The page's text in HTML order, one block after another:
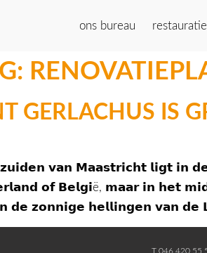
ons bureau
GERLACHUS IS
𝘃𝗮𝗻 𝗠𝗮𝗮𝘀𝘁𝗿𝗶𝗰𝗵𝘁 𝗹𝗶𝗴𝘁 𝗶𝗻
𝗼𝗳 𝗕𝗲𝗹𝗴𝗶ë, 𝗺𝗮𝗮𝗿 𝗶𝗻 𝗵𝗲𝘁
𝗱𝗲 𝘇𝗼𝗻𝗻𝗶𝗴𝗲 𝗵𝗲𝗹𝗹𝗶𝗻𝗴𝗲𝗻 𝘃𝗮𝗻 𝗱𝗲
T 046 420